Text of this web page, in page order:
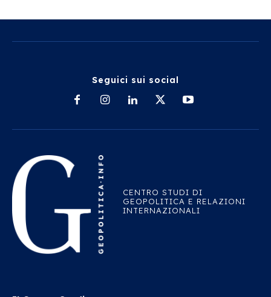
Seguici sui social
CENTRO STUDI DI
GEOPOLITICA E RELAZIONI
INTERNAZIONALI